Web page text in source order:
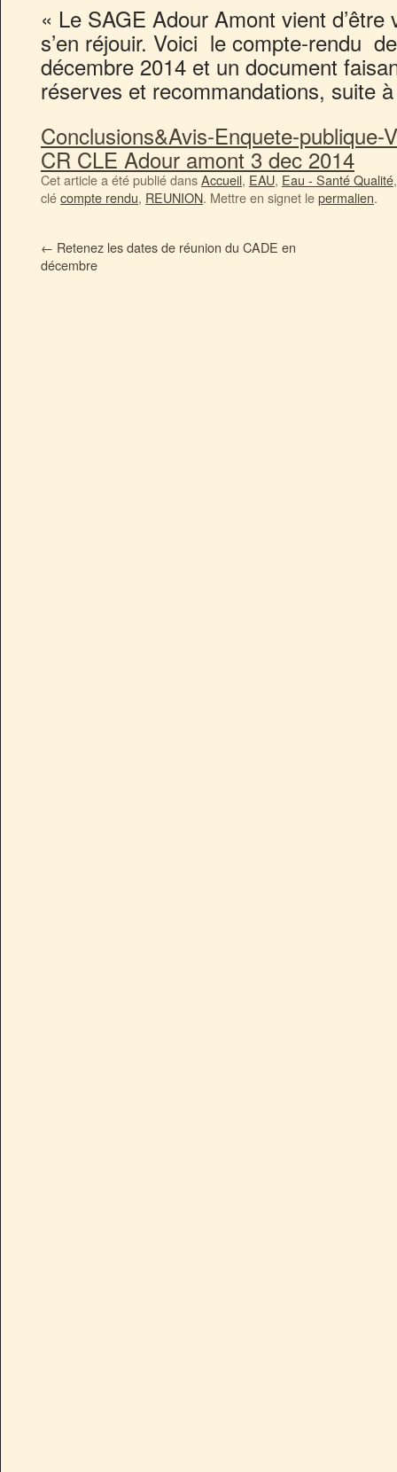
« Le SAGE Adour Amont vient
s’en réjouir. Voici le compte-rendu
décembre 2014 et un document
réserves et recommandations, suite
Conclusions&Avis-Enquete-publique-
CR CLE Adour amont 3 dec 2014
Cet article a été publié dansAccueil, EAU, Eau - Santé Qualité
clécompte rendu, REUNION. Mettre en signet lepermalien.
← Retenez les dates de réunion du CADE en
décembre